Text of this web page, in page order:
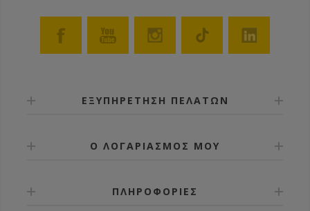
ΕΞΥΠΗΡΕΤΗΣΗ ΠΕΛΑΤΩΝ
Ο ΛΟΓΑΡΙΑΣΜΟΣ ΜΟΥ
ΠΛΗΡΟΦΟΡΙΕΣ